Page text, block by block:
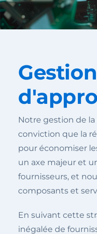
Notre gestion de
conviction que la
pour économiser
un axe majeur et
fournisseurs, et
composants et
En suivant cette
inégalée de